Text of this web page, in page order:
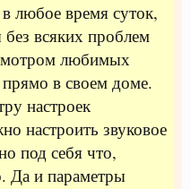
любое время суток,
всяких проблем
любимых
в своем доме.
настроек
настроить звуковое
под себя что,
Да и параметры